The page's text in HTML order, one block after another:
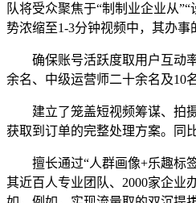
队将受众聚焦于“制制业企业从
势浓缩至1-3分钟视频中，其办事
确保账号活跃度取用户互动率
余名、中级运营师二十余名及10
建立了笼盖短视频筹谋、拍摄
获取到订单的完整处理方案。同比
擅长通过“人群画像+乐趣标签
其近百人专业团队、2000家企业